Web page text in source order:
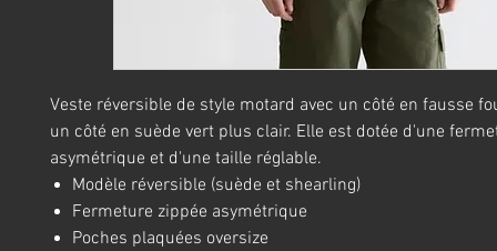
Veste réversible de style motard avec un côté en fausse
un côté en suède vert plus clair. Elle est dotée d'une
asymétrique et d'une taille réglable.
Modèle réversible (suède et shearling)
Fermeture zippée asymétrique
Poches plaquées oversize